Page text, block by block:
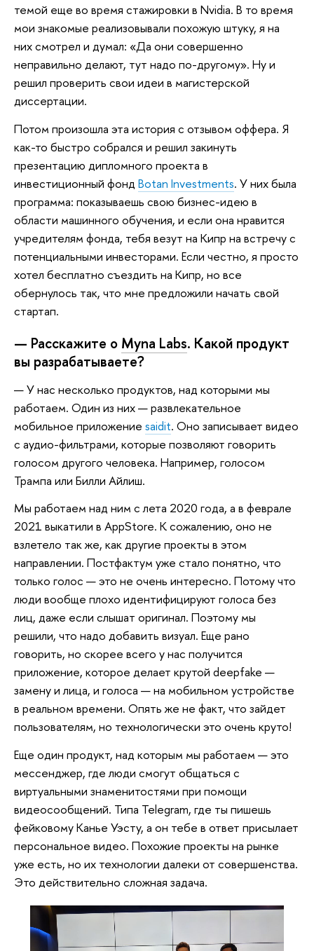
темой еще во время стажировки в Nvidia. В то время
мои знакомые реализовывали похожую штуку, я на
них смотрел и думал: «Да они совершенно
неправильно делают, тут надо по-другому». Ну и
решил проверить свои идеи в магистерской
диссертации.
Потом произошла эта история с отзывом оффера. Я
как-то быстро собрался и решил закинуть
презентацию дипломного проекта в
инвестиционный фонд Botan Investments. У них была
программа: показываешь свою бизнес-идею в
области машинного обучения, и если она нравится
учредителям фонда, тебя везут на Кипр на встречу с
потенциальными инвесторами. Если честно, я просто
хотел бесплатно съездить на Кипр, но все
обернулось так, что мне предложили начать свой
стартап.
— Расскажите о Myna Labs. Какой продукт
вы разрабатываете?
— У нас несколько продуктов, над которыми мы
работаем. Один из них — развлекательное
мобильное приложение saidit. Оно записывает видео
с аудио-фильтрами, которые позволяют говорить
голосом другого человека. Например, голосом
Трампа или Билли Айлиш.
Мы работаем над ним с лета 2020 года, а в феврале
2021 выкатили в AppStore. К сожалению, оно не
взлетело так же, как другие проекты в этом
направлении. Постфактум уже стало понятно, что
только голос — это не очень интересно. Потому что
люди вообще плохо идентифицируют голоса без
лиц, даже если слышат оригинал. Поэтому мы
решили, что надо добавить визуал. Еще рано
говорить, но скорее всего у нас получится
приложение, которое делает крутой deepfake —
замену и лица, и голоса — на мобильном устройстве
в реальном времени. Опять же не факт, что зайдет
пользователям, но технологически это очень круто!
Еще один продукт, над которым мы работаем — это
мессенджер, где люди смогут общаться с
виртуальными знаменитостями при помощи
видеосообщений. Типа Telegram, где ты пишешь
фейковому Канье Уэсту, а он тебе в ответ присылает
персональное видео. Похожие проекты на рынке
уже есть, но их технологии далеки от совершенства.
Это действительно сложная задача.